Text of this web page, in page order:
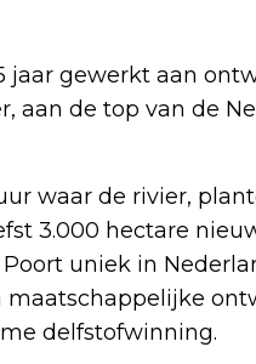
jaar gewerkt aan
aan de top van de
waar de rivier,
3.000 hectare
uniek in
delfstofwinning.